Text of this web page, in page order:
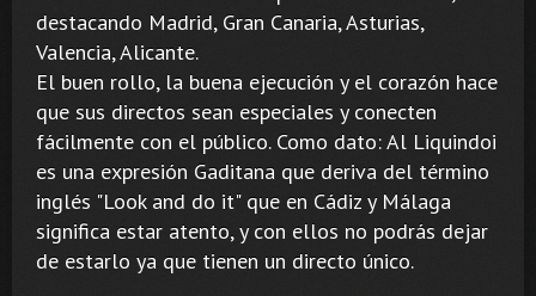
destacando Madrid, Gran Canaria, Asturias,
Valencia, Alicante.
El buen rollo, la buena ejecución y el corazón hace
que sus directos sean especiales y conecten
fácilmente con el público. Como dato: Al Liquindoi
es una expresión Gaditana que deriva del término
inglés "Look and do it" que en Cádiz y Málaga
significa estar atento, y con ellos no podrás dejar
de estarlo ya que tienen un directo único.